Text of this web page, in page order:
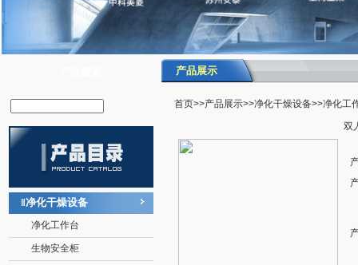
净化干燥设备
净化工作台
生物安全柜
产品展示
首页>>产品展示>>净化干燥设备>>净化工
双